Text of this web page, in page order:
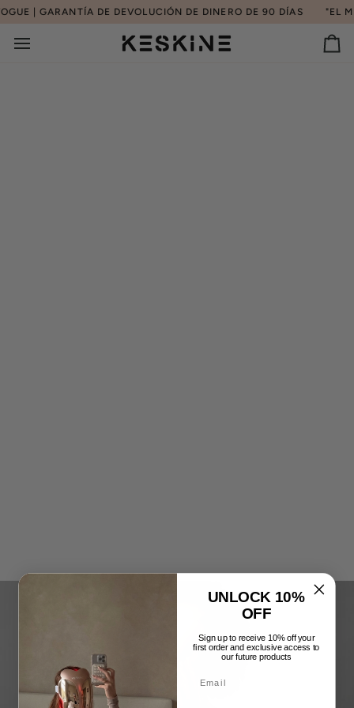
Ir
contenido
| GARANTÍA DE DEVOLUCIÓN DE DINERO DE 90 DÍAS "EL
UNLOCK 10%
OFF
Sign up to receive 10% off your
first order and exclusive access to
our future products